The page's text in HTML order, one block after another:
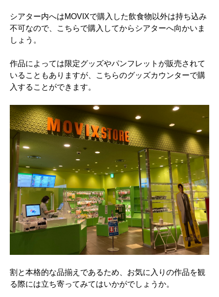
シアター内へはMOVIXで購入した飲食物以外は持ち込み
不可なので、こちらで購入してからシアターへ向かいま
しょう。
作品によっては限定グッズやパンフレットが販売されて
いることもありますが、こちらのグッズカウンターで購
入することができます。
割と本格的な品揃えであるため、お気に入りの作品を観
る際には立ち寄ってみてはいかがでしょうか。